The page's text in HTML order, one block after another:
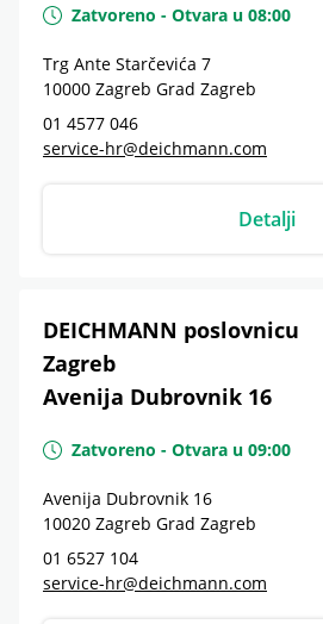
Zatvoreno - Otvara u 08:00
Trg Ante Starčevića 7
10000 Zagreb Grad Zagreb
01 4577 046
service-hr@deichmann.com
Detalji
DEICHMANN poslovnicu
Zagreb
Avenija Dubrovnik 16
Zatvoreno - Otvara u 09:00
Avenija Dubrovnik 16
10020 Zagreb Grad Zagreb
01 6527 104
service-hr@deichmann.com